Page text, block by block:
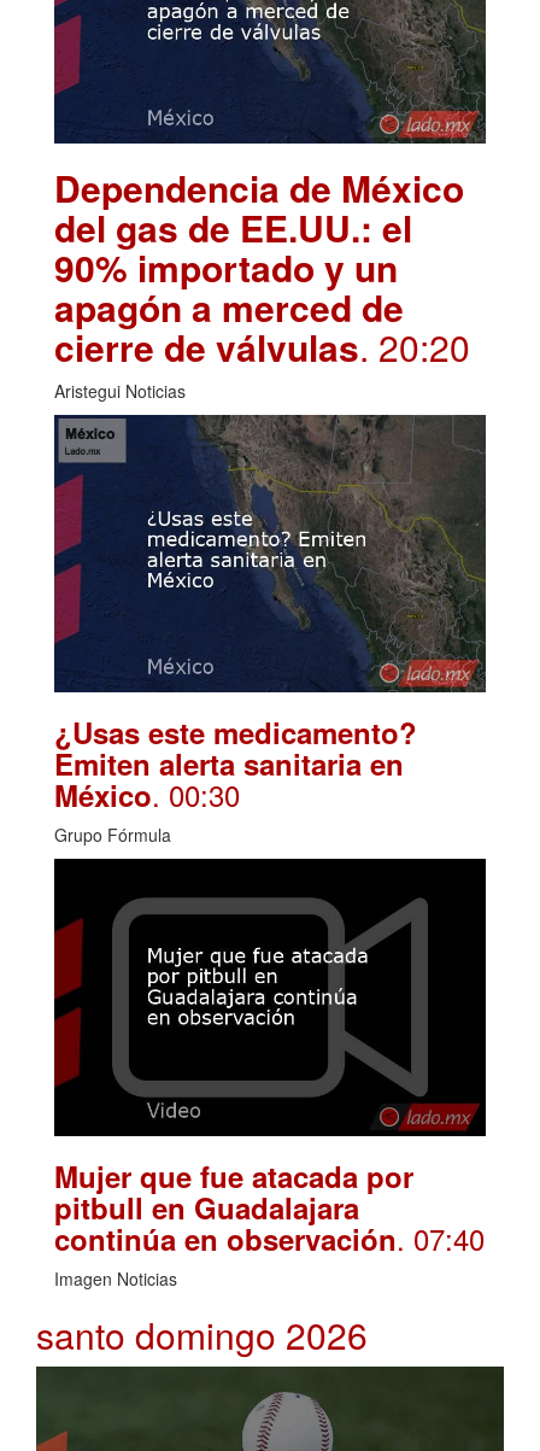
Dependencia de México
del gas de EE.UU.: el
90% importado y un
apagón a merced de
cierre de válvulas. 20:20
Aristegui Noticias
¿Usas este medicamento?
Emiten alerta sanitaria en
México. 00:30
Grupo Fórmula
Mujer que fue atacada por
pitbull en Guadalajara
continúa en observación. 07:40
Imagen Noticias
santo domingo 2026